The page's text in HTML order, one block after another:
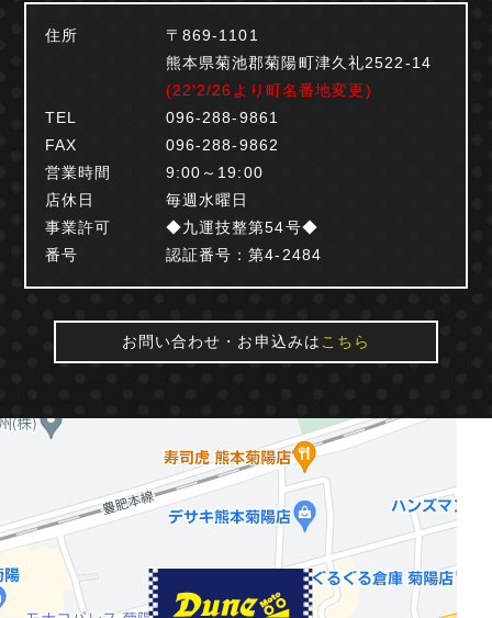
住所
〒869-1101
熊本県菊池郡菊陽町津久礼2522-14
(22'2/26より町名番地変更)
TEL
096-288-9861
FAX
096-288-9862
営業時間
9:00～19:00
店休日
毎週水曜日
事業許可
番号
◆九運技整第54号◆
認証番号：第4-2484
お問い合わせ・お申込みはこちら